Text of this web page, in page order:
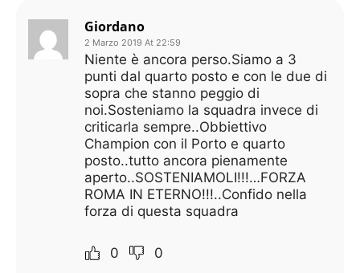
Giordano
2 Marzo 2019 At 22:59
Niente è ancora perso.Siamo a 3
punti dal quarto posto e con le due di
sopra che stanno peggio di
noi.Sosteniamo la squadra invece di
criticarla sempre..Obbiettivo
Champion con il Porto e quarto
posto..tutto ancora pienamente
aperto..SOSTENIAMOLI!!!…FORZA
ROMA IN ETERNO!!!..Confido nella
forza di questa squadra
0 0